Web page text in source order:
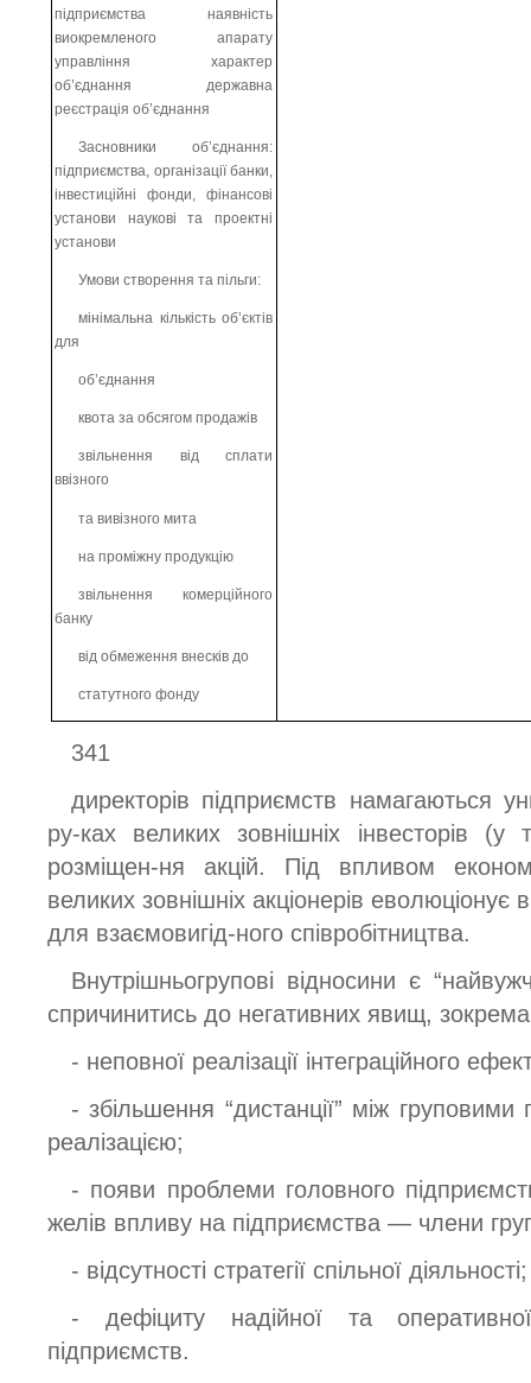
підприємства наявність
виокремленого апарату
управління характер
об’єднання державна
реєстрація об’єднання
Засновники об’єднання:
підприємства, організації банки,
інвестиційні фонди, фінансові
установи наукові та проектні
установи
Умови створення та пільги:
мінімальна кількість об’єктів
для
об’єднання
квота за обсягом продажів
звільнення від сплати
ввізного
та вивізного мита
на проміжну продукцію
звільнення комерційного
банку
від обмеження внесків до
статутного фонду
341
директорів підприємств намагаються
ру-ках великих зовнішніх інвесторів
розміщен-ня акцій. Під впливом
великих зовнішніх акціонерів
для взаємовигід-ного співробітництва.
Внутрішньогрупові відносини є
спричинитись до негативних явищ,
- неповної реалізації інтеграційного
- збільшення “дистанції” між
реалізацією;
- появи проблеми головного
желів впливу на підприємства — члени
- відсутності стратегії спільної діяльності;
- дефіциту надійної та
підприємств.